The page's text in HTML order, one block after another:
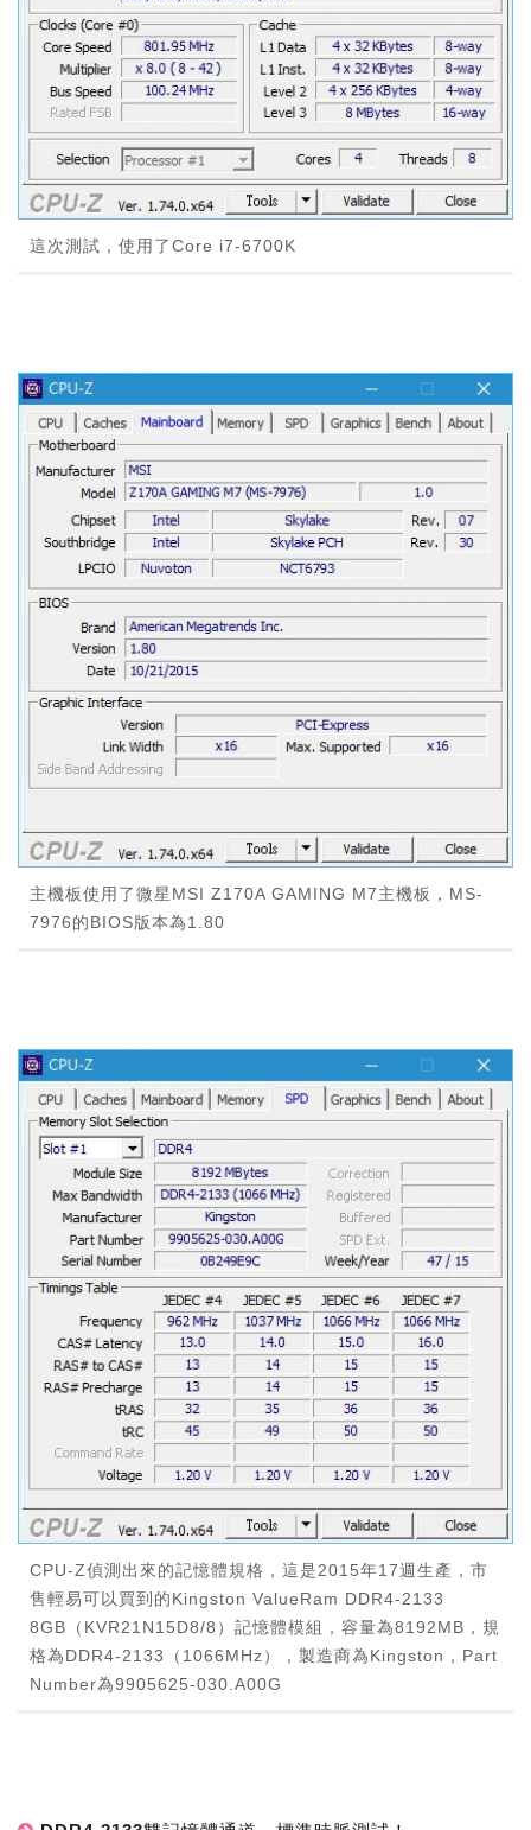
這次測試，使用了Core i7-6700K
主機板使用了微星MSI Z170A GAMING M7主機板，MS-
7976的BIOS版本為1.80
CPU-Z偵測出來的記憶體規格，這是2015年17週生產，市
售輕易可以買到的Kingston ValueRam DDR4-2133
8GB（KVR21N15D8/8）記憶體模組，容量為8192MB，規
格為DDR4-2133（1066MHz），製造商為Kingston，Part
Number為9905625-030.A00G